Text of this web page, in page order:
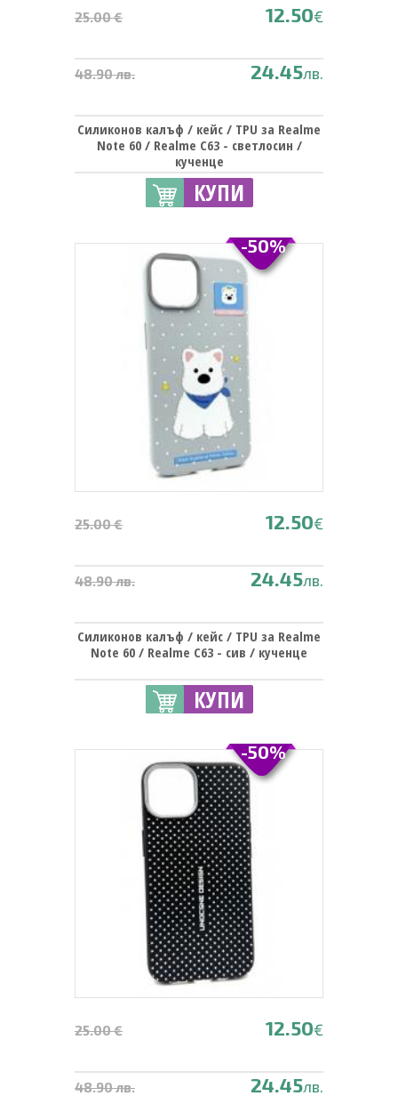
25.00 € 12.50€
48.90 лв. 24.45лв.
Силиконов калъф / кейс / TPU за Realme
Note 60 / Realme C63 - светлосин /
кученце
КУПИ
25.00 € 12.50€
48.90 лв. 24.45лв.
Силиконов калъф / кейс / TPU за Realme
Note 60 / Realme C63 - сив / кученце
КУПИ
-50%
25.00 € 12.50€
48.90 лв. 24.45лв.
-50%